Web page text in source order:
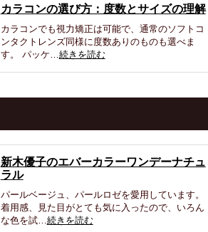
カラコンの選び方：度数とサイズの理解
カラコンでも視力矯正は可能で、通常のソフトコ
ンタクトレンズ同様に度数ありのものも選べま
す。 パッケ…続きを読む
新木優子のエバーカラーワンデーナチュ
ラル
パールベージュ、パールロゼを愛用しています。
着用感、見た目がとても気に入ったので、いろん
な色を試…続きを読む